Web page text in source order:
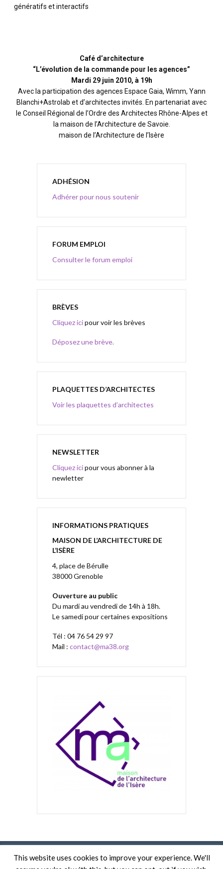
génératifs et interactifs
Café d’architecture
“L’évolution de la commande pour les agences”
Mardi 29 juin 2010, à 19h
Avec la participation des agences Espace Gaia, Wimm, Yann
Blanchi+Astrolab et d’architectes invités. En partenariat avec
le Conseil Régional de l’Ordre des Architectes Rhône-Alpes et
la maison de l’Architecture de Savoie.
maison de l’Architecture de l’Isère
ADHÉSION
Adhérer pour nous soutenir
FORUM EMPLOI
Consulter le forum emploi
BRÈVES
Cliquez icipour voir les brèves
Déposez une brève.
PLAQUETTES D’ARCHITECTES
Voir les plaquettes d’architectes
NEWSLETTER
Cliquez icipour vous abonner à la
newletter
INFORMATIONS PRATIQUES
MAISON DE L’ARCHITECTURE DE
L’ISÈRE
4, place de Bérulle
38000 Grenoble
Ouverture au public
Du mardi au vendredi de 14h à 18h.
Le samedi pour certaines expositions
Tél : 04 76 54 29 97
Mail : contact@ma38.org
This website uses cookies to improve your experience. We'll